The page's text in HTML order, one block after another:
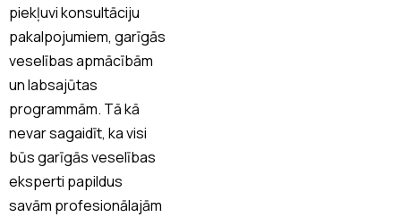
piekļuvi konsultāciju
pakalpojumiem, garīgās
veselības apmācībām
un labsajūtas
programmām. Tā kā
nevar sagaidīt, ka visi
būs garīgās veselības
eksperti papildus
savām profesionālajām